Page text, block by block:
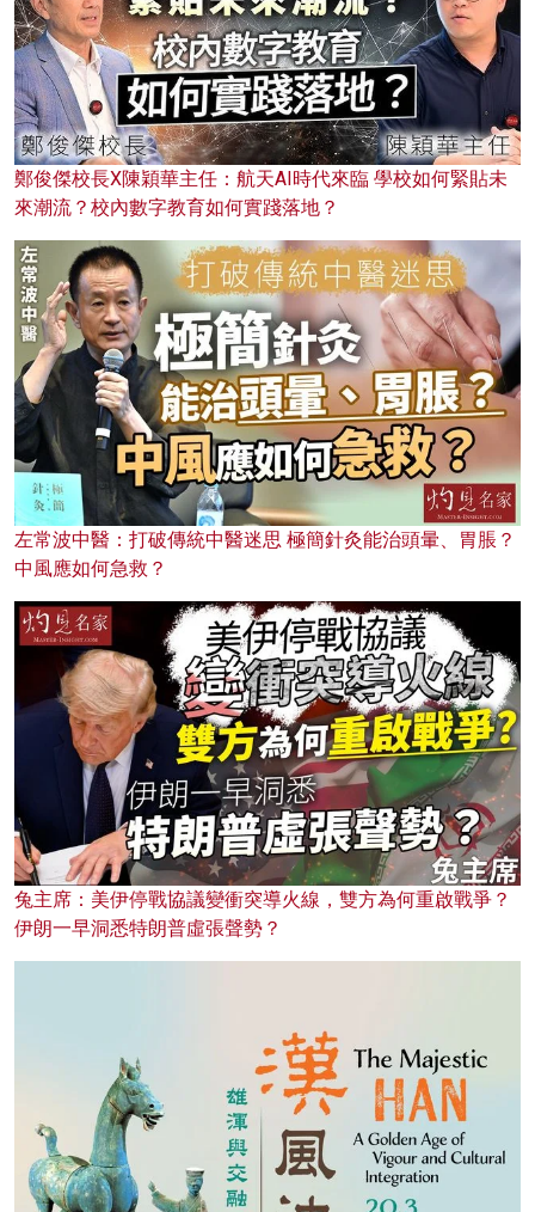
鄭俊傑校長X陳穎華主任：航天AI時代來臨 學校如何緊貼未
來潮流？校內數字教育如何實踐落地？
左常波中醫：打破傳統中醫迷思 極簡針灸能治頭暈、胃脹？
中風應如何急救？
兔主席：美伊停戰協議變衝突導火線，雙方為何重啟戰爭？
伊朗一早洞悉特朗普虛張聲勢？